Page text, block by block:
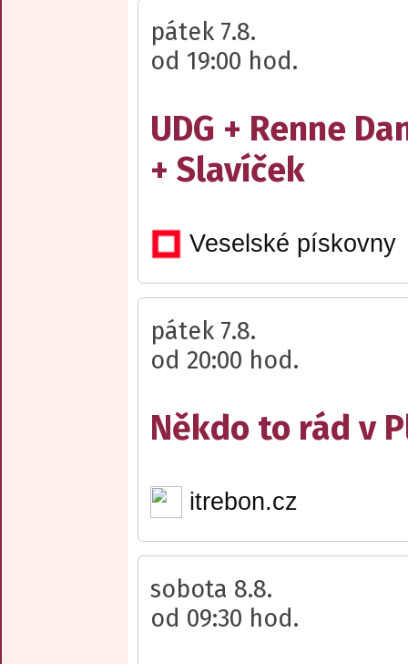
pátek 7.8.
od 19:00 hod.
UDG + Renne
+ Slavíček
Veselské pískovny
pátek 7.8.
od 20:00 hod.
Někdo to rád v
itrebon.cz
sobota 8.8.
od 09:30 hod.